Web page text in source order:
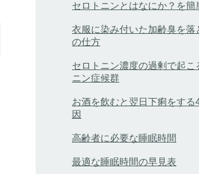
セロトニンとはなにか？を簡
衣服に染み付いた加齢臭を落
の仕方
セロトニン濃度の過剰で起こ
ニン症候群
お酒を飲むと翌日下痢をする
因
高齢者に必要な睡眠時間
最適な睡眠時間の早見表